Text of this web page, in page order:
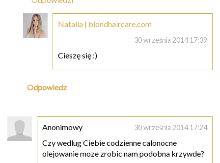
Natalia | blondhaircare.com
30 września 2014 17:39
Cieszę się :)
Odpowiedz
Anonimowy 30 września 2014 17:24
Czy wedlug Ciebie codzienne calonocne
olejowanie moze zrobic nam podobna krzywde?